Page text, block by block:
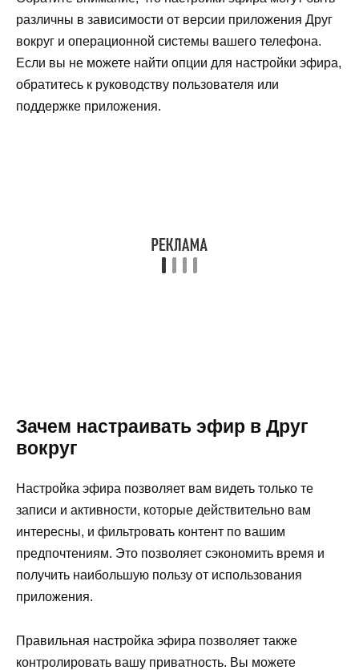
различны в зависимости от версии приложения Друг
вокруг и операционной системы вашего телефона.
Если вы не можете найти опции для настройки эфира,
обратитесь к руководству пользователя или
поддержке приложения.
Зачем настраивать эфир в Друг
вокруг
Настройка эфира позволяет вам видеть только те
записи и активности, которые действительно вам
интересны, и фильтровать контент по вашим
предпочтениям. Это позволяет сэкономить время и
получить наибольшую пользу от использования
приложения.
Правильная настройка эфира позволяет также
контролировать вашу приватность. Вы можете